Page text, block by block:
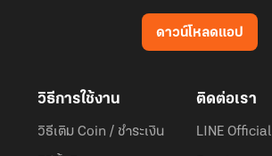
ดาวน์โหลดแอป
วิธีการใช้งาน
วิธีเติม Coin / ชำระเงิน
ติดต่อเรา
LINE Official